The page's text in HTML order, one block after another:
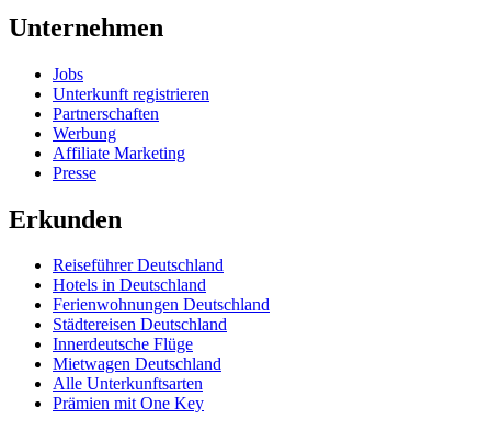
Unternehmen
Jobs
Unterkunft registrieren
Partnerschaften
Werbung
Affiliate Marketing
Presse
Erkunden
Reiseführer Deutschland
Hotels in Deutschland
Ferienwohnungen Deutschland
Städtereisen Deutschland
Innerdeutsche Flüge
Mietwagen Deutschland
Alle Unterkunftsarten
Prämien mit One Key